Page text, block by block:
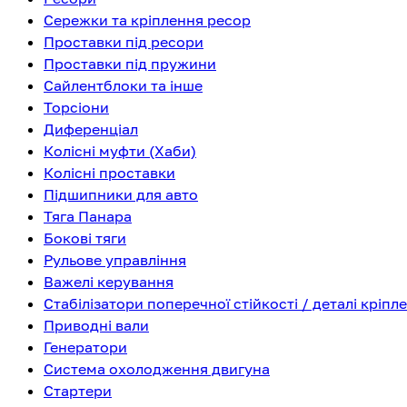
Сережки та кріплення ресор
Проставки під ресори
Проставки під пружини
Сайлентблоки та інше
Торсіони
Диференціал
Колісні муфти (Хаби)
Колісні проставки
Підшипники для авто
Тяга Панара
Бокові тяги
Рульове управління
Важелі керування
Стабілізатори поперечної стійкості / деталі
Приводні вали
Генератори
Система охолодження двигуна
Стартери